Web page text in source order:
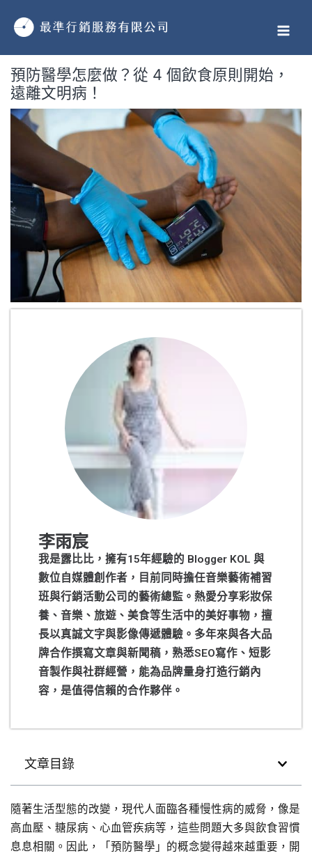
預防醫學怎麼做？從 4 個飲食原則開始，
遠離文明病！
李雨宸
我是露比比，擁有15年經驗的 Blogger KOL 與
數位自媒體創作者，目前同時擔任音樂藝術補習
班與行銷活動公司的藝術總監。熱愛分享彩妝保
養、音樂、旅遊、美食等生活中的美好事物，擅
長以真誠文字與影像傳遞體驗。多年來與各大品
牌合作撰寫文章與新聞稿，熟悉SEO寫作、短影
音製作與社群經營，能為品牌量身打造行銷內
容，是值得信賴的合作夥伴。
文章目錄
隨著生活型態的改變，現代人面臨各種慢性病的威脅，像是
高血壓、糖尿病、心血管疾病等，這些問題大多與飲食習慣
息息相關。因此，「預防醫學」的概念變得越來越重要，開